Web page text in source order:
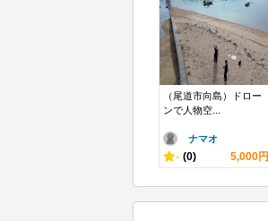
（尾道市向島）ドロー
ンで人物空...
ナマオ
- (0) 5,000円